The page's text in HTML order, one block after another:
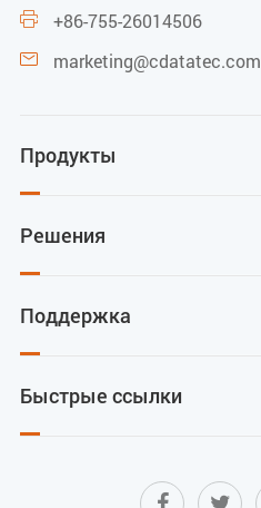
 +86-755-26014506
 marketing@cdatatec.com
Продукты
Решения
Поддержка
Быстрые ссылки